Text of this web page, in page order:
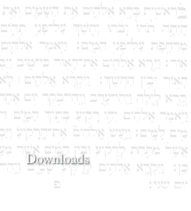
Downloads